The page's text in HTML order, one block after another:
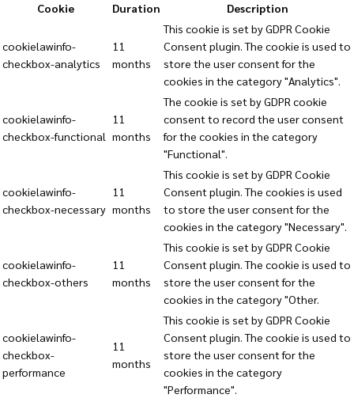
Cookie
Duration Description
cookielawinfo-
checkbox-analytics
11
months
This cookie is set by GDPR Cookie
Consent plugin. The cookie is used to
store the user consent for the
cookies in the category "Analytics".
cookielawinfo-
checkbox-functional
11
months
The cookie is set by GDPR cookie
consent to record the user consent
for the cookies in the category
"Functional".
cookielawinfo-
checkbox-necessary
11
months
This cookie is set by GDPR Cookie
Consent plugin. The cookies is used
to store the user consent for the
cookies in the category "Necessary".
cookielawinfo-
checkbox-others
11
months
This cookie is set by GDPR Cookie
Consent plugin. The cookie is used to
store the user consent for the
cookies in the category "Other.
cookielawinfo-
checkbox-
performance
11
months
This cookie is set by GDPR Cookie
Consent plugin. The cookie is used to
store the user consent for the
cookies in the category
"Performance".